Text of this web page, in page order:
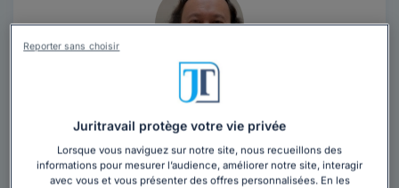
Maître Frédéric CHHUM
Avocat au barreau de Paris
Paris,Paris 9ème, 75009
29 années d'expérience
Juritravail protège votre vie privée
Lorsque vous naviguez sur notre site, nous recueillons des
informations pour mesurer l’audience, améliorer notre site, interagir
avec vous et vous présenter des offres personnalisées. En les
Reporter sans choisir